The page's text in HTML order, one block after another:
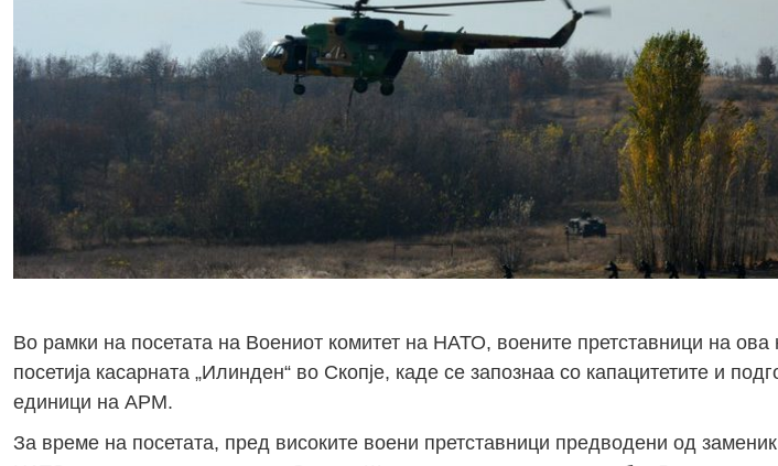
Во рамки на посетата на Воениот комитет на НАТО, воените претставници на
посетија касарната „Илинден“ во Скопје, каде се запознаа со капацитетите и
единици на АРМ.
За време на посетата, пред високите воени претставници предводени од